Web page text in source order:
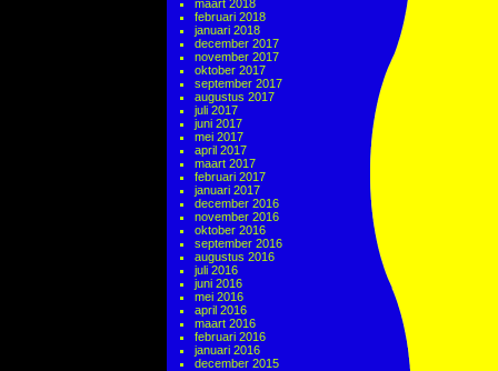
maart 2018
februari 2018
januari 2018
december 2017
november 2017
oktober 2017
september 2017
augustus 2017
juli 2017
juni 2017
mei 2017
april 2017
maart 2017
februari 2017
januari 2017
december 2016
november 2016
oktober 2016
september 2016
augustus 2016
juli 2016
juni 2016
mei 2016
april 2016
maart 2016
februari 2016
januari 2016
december 2015